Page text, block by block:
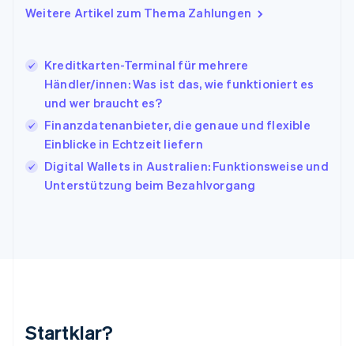
Weitere Artikel zum Thema Zahlungen
Kreditkarten-Terminal für mehrere
Händler/innen: Was ist das, wie funktioniert es
und wer braucht es?
Finanzdatenanbieter, die genaue und flexible
Einblicke in Echtzeit liefern
Digital Wallets in Australien: Funktionsweise und
Unterstützung beim Bezahlvorgang
Startklar?
Italien
日本語 English
EnglishFrançais
Kroatien
EnglishItaliano
Lettland
Liechtenstein
DeutschEnglish
Mexiko